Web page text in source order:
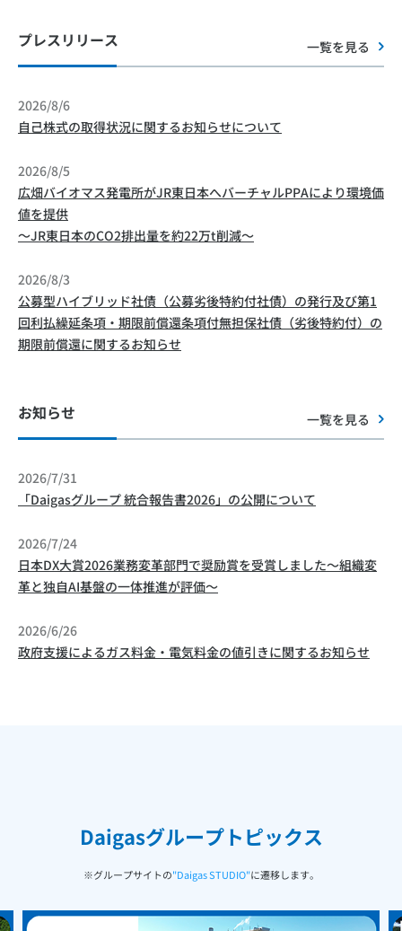
プレスリリース 一覧を見る
2026/8/6
自己株式の取得状況に関するお知らせについて
2026/8/5
広畑バイオマス発電所がJR東日本へバーチャルPPAにより環境価
値を提供
～JR東日本のCO2排出量を約22万t削減～
2026/8/3
公募型ハイブリッド社債（公募劣後特約付社債）の発行及び第1
回利払繰延条項・期限前償還条項付無担保社債（劣後特約付）の
期限前償還に関するお知らせ
お知らせ 一覧を見る
2026/7/31
「Daigasグループ 統合報告書2026」の公開について
2026/7/24
日本DX大賞2026業務変革部門で奨励賞を受賞しました～組織変
革と独自AI基盤の一体推進が評価～
2026/6/26
政府支援によるガス料金・電気料金の値引きに関するお知らせ
Daigasグループトピックス
※グループサイトの"Daigas STUDIO"に遷移します。